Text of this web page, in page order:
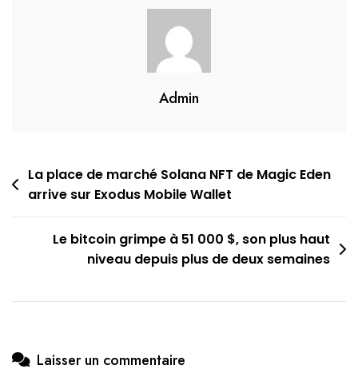
%
De
10
000
Baleines
Admin
Navigation
de
La place de marché Solana NFT de Magic Eden
arrive sur Exodus Mobile Wallet
Le bitcoin grimpe à 51 000 $, son plus haut
niveau depuis plus de deux semaines
Laisser un commentaire